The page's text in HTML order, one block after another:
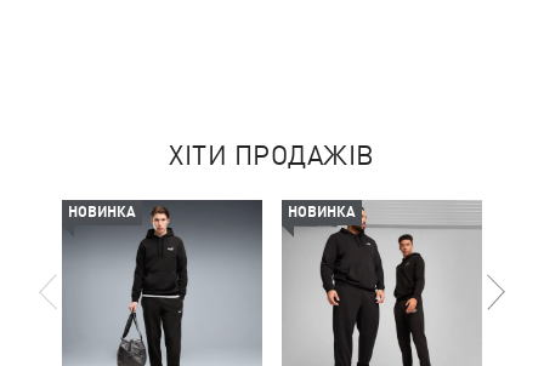
ХІТИ ПРОДАЖІВ
НОВИНКА НОВИНКА